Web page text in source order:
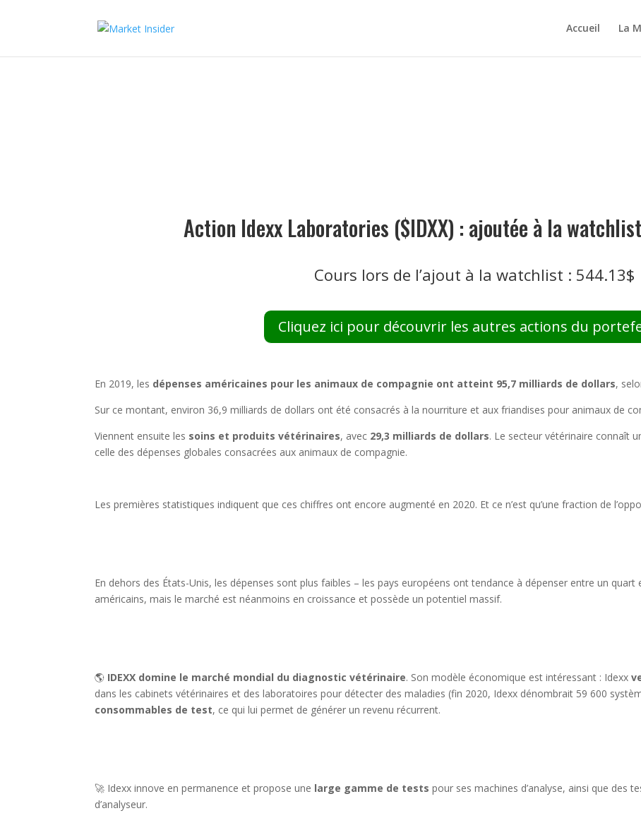
Accueil La
Action Idexx Laboratories ($IDXX) : ajoutée à la
Cours lors de l’ajout à la watchlist : 544.13$
Cliquez ici pour découvrir les autres actions du
En 2019, les dépenses américaines pour les animaux de compagnie ont atteint 95,7 milliards de dollars,
Sur ce montant, environ 36,9 milliards de dollars ont été consacrés à la nourriture et aux friandises pour animaux de
Viennent ensuite les soins et produits vétérinaires, avec 29,3 milliards de dollars. Le secteur vétérinaire connaît
celle des dépenses globales consacrées aux animaux de compagnie.
Les premières statistiques indiquent que ces chiffres ont encore augmenté en 2020. Et ce n’est qu’une fraction de
En dehors des États-Unis, les dépenses sont plus faibles – les pays européens ont tendance à dépenser entre un
américains, mais le marché est néanmoins en croissance et possède un potentiel massif.
🌎 IDEXX domine le marché mondial du diagnostic vétérinaire. Son modèle économique est intéressant : Idexx
dans les cabinets vétérinaires et des laboratoires pour détecter des maladies (fin 2020, Idexx dénombrait 59 600
consommables de test, ce qui lui permet de générer un revenu récurrent.
🚀 Idexx innove en permanence et propose une large gamme de tests pour ses machines d’analyse, ainsi que des
d’analyseur.